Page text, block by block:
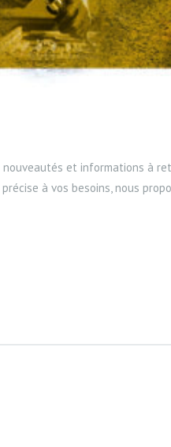
et informations à
à vos besoins, nous